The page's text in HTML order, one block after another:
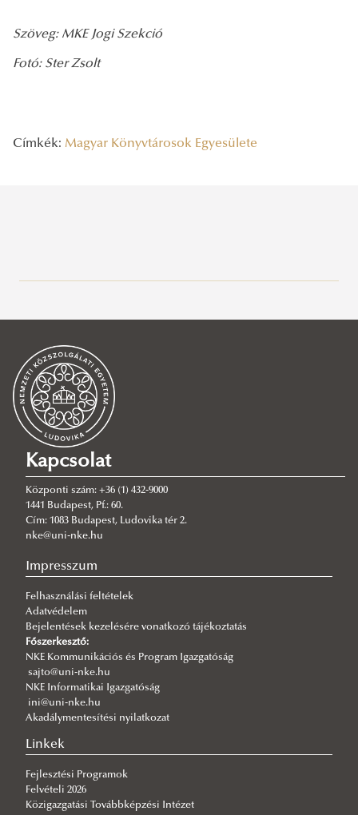
A vízgazdálkodás jövőjét írják
2026/08/06
Rendszeresség, mértékletesség, elfogadás – Gólyatábor 2026
2026/08/03
Az NKE energiatakarékossággal kapcsolatos átmeneti intézkedései
2026/08/03
A jó kormányzás érdeke, hogy mindenütt ugyanolyan szakmai
színvonalon működjék
2026/08/03
Még nem késő jelentkezni a KTI szakirányú továbbképzéseire
Fordulat jöhet: megszűnhet a hatóság előtti hazugság
2026/07/30
Q-s/D-s pályázati felhívás
2026/07/30
Új esély a továbbtanulásra: válaszd az NKE-t a pótfelvételin!
2026/07/29
A gyermek mindenek felett
2026/07/27
Hamarosan indul a jelentkezés az egyetemi pótfelvételire
Szöveg: MKE Jogi Szekció
Fotó: Ster Zsolt
Címkék: Magyar Könyvtárosok Egyesülete
Kapcsolat
Központi szám: +36 (1) 432-9000
1441 Budapest, Pf.: 60.
Cím: 1083 Budapest, Ludovika tér 2.
nke@uni-nke.hu
Impresszum
Felhasználási feltételek
Adatvédelem
Bejelentések kezelésére vonatkozó tájékoztatás
Főszerkesztő:
NKE Kommunikációs és Program Igazgatóság
sajto@uni-nke.hu
NKE Informatikai Igazgatóság
ini@uni-nke.hu
Akadálymentesítési nyilatkozat
Linkek
Fejlesztési Programok
Felvételi 2026
Közigazgatási Továbbképzési Intézet